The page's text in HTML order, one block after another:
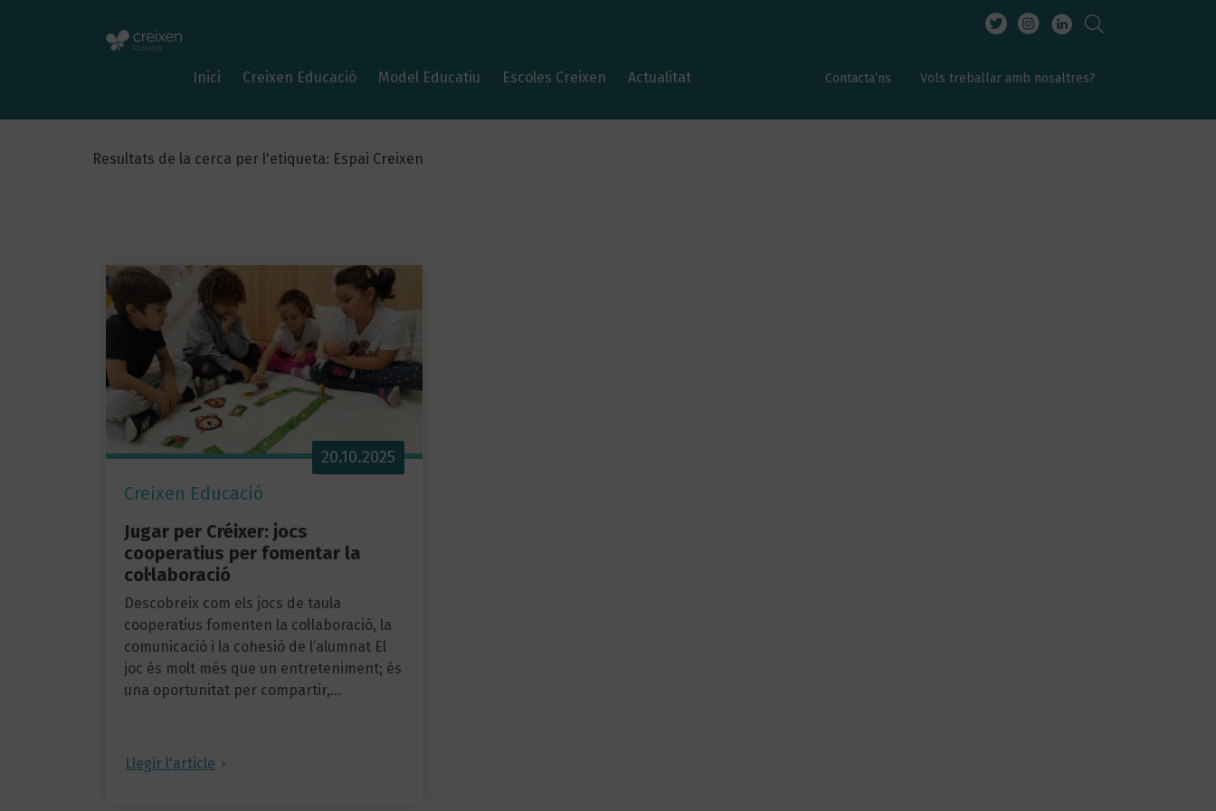
Inici Creixen Educació Model Educatiu Escoles Creixen Actualitat Contacta’ns Vols treballar amb nosaltres?
Resultats de la cerca per l'etiqueta: Espai Creixen
Creixen Educació
20.10.2025
Jugar per Créixer: jocs
cooperatius per fomentar la
col·laboració
Descobreix com els jocs de taula
cooperatius fomenten la col·laboració, la
comunicació i la cohesió de l’alumnat El
joc és molt més que un entreteniment; és
una oportunitat per compartir,…
Llegir l'article